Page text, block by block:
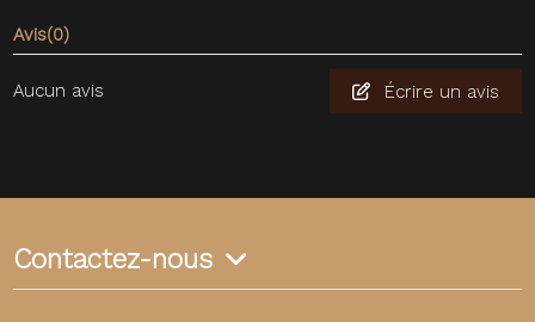
Avis(0)
Aucun avis Écrire un avis
Contactez-nous